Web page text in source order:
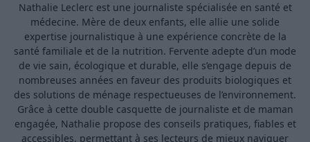
Nathalie Leclerc est une journaliste spécialisée en santé et
médecine. Mère de deux enfants, elle allie une solide
expertise journalistique à une expérience concrète de la
santé familiale et de la nutrition. Fervente adepte d’un mode
de vie sain, écologique et durable, elle s’engage depuis de
nombreuses années en faveur des produits biologiques et
des solutions de ménage respectueuses de l’environnement.
Grâce à cette double casquette de journaliste et de maman
engagée, Nathalie propose des conseils pratiques, fiables et
accessibles, permettant à ses lecteurs de mieux naviguer